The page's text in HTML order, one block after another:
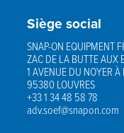
Siège social
SNAP-ON EQUIPMENT
ZAC DE LA BUTTE AUX
1 AVENUE DU NOYER
95380 LOUVRES
+33 1 34 48 58 78
adv.soef@snapon.com